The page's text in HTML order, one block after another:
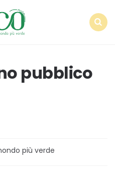
pubblico
più verde